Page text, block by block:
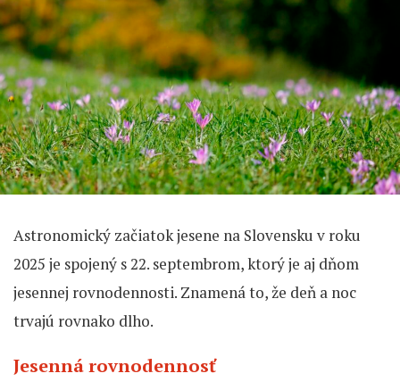
Astronomický začiatok jesene na Slovensku v roku
2025 je spojený s 22. septembrom, ktorý je aj dňom
jesennej rovnodennosti. Znamená to, že deň a noc
trvajú rovnako dlho.
Jesenná rovnodennosť